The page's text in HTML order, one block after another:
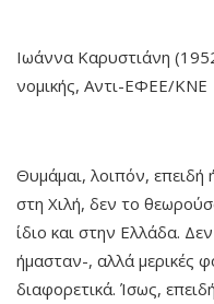
Ιωάννα Καρυστιάνη
νομικής, Αντι-ΕΦΕΕ/ΚΝΕ
Θυμάμαι, λοιπόν,
στη Χιλή, δεν το
ίδιο και στην Ελλάδα.
ήμασταν-, αλλά μερικές
διαφορετικά. Ίσως,